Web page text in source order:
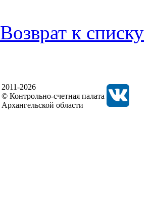
Возврат к списку
2011-2026
© Контрольно-счетная палата
Архангельской области